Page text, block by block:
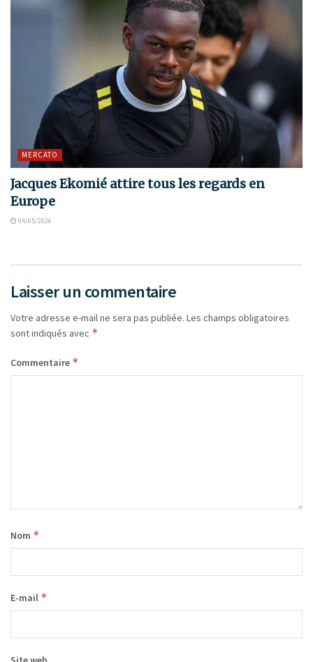
MERCATO
Jacques Ekomié attire tous les regards en
Europe
04/05/2026
Laisser un commentaire
Votre adresse e-mail ne sera pas publiée. Les champs obligatoires
sont indiqués avec *
Commentaire *
Nom *
E-mail *